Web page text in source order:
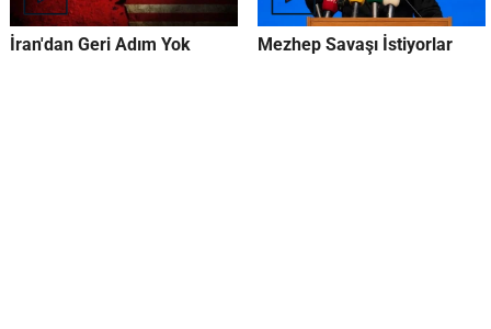
İran'dan Geri Adım Yok Mezhep Savaşı İstiyorlar